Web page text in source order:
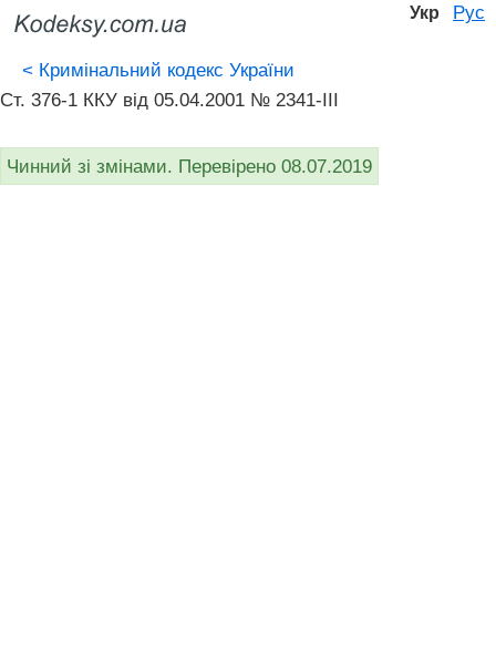
Укр Рус
< Кримінальний кодекс України
Ст. 376-1 ККУ від 05.04.2001 № 2341-III
Чинний зі змінами. Перевірено 08.07.2019